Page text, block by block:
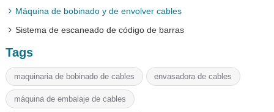
Máquina de bobinado y de envolver cables
Sistema de escaneado de código de barras
Tags
maquinaria de bobinado de cables envasadora de cables
máquina de embalaje de cables